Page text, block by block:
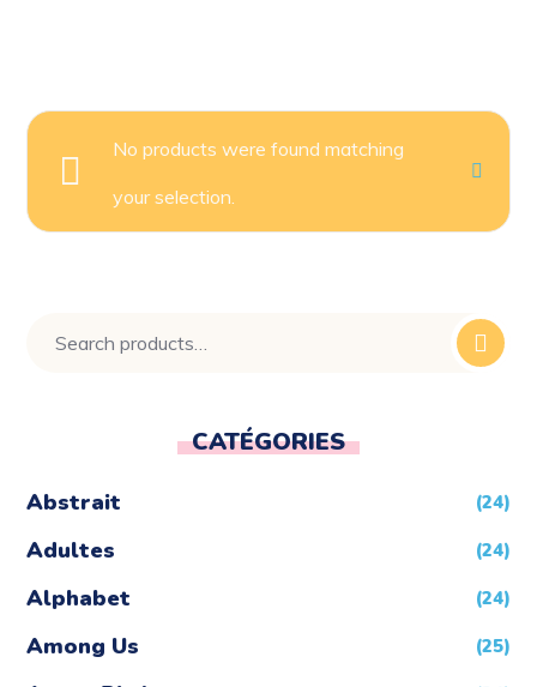
No products were found matching
your selection.
CATÉGORIES
Abstrait (24)
Adultes (24)
Alphabet (24)
Among Us (25)